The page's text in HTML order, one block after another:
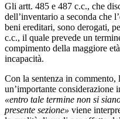
Gli artt. 485 e 487 c.c., che
dell’inventario a seconda che
beni ereditari, sono derogati,
c.c., il quale prevede un
compimento della maggiore
incapacità.
Con la sentenza in
un’importante considerazione
«entro tale termine non si
presente sezione» viene